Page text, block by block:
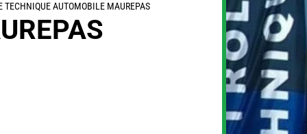
TECHNIQUE AUTOMOBILE MAUREPAS